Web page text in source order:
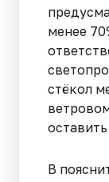
менее
стёкол
В